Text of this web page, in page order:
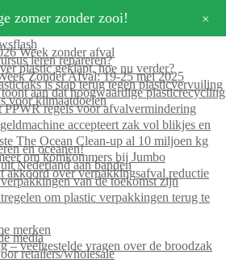
Week zonder afval
leren repareren?
plastic geklapt, hoe nu verder?
Zonder Afval: 19-25 mei 2025
is stap terug tegen plasticvervuiling
aan dat hoogwaardige plasticrecycling
voor klimaatdoelen
PPWR regels voor afvalvermindering
accepteert zak vol blikjes en
The Ocean Clean-up al 10 miljoen kg
en oceanen!
om komkommers bij Jumbo
Nederland aan banden
akkoord over verpakkingsafval reductie
van de toekomst zijn
om plastic verpakkingen terug te
merken
media
– veelgestelde vragen over de broodzak
retailers/wholesale
zomer zonder zooi! +